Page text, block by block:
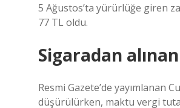
5 Ağustos’ta yürürlüğe giren
77 TL oldu.
Sigaradan
Resmi Gazete’de yayımlanan
düşürülürken, maktu vergi